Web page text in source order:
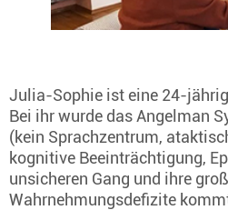
Julia-Sophie ist eine 24-
Bei ihr wurde das Angelman
(kein Sprachzentrum,
kognitive Beeinträchtigung,
unsicheren Gang und ihre
Wahrnehmungsdefizite